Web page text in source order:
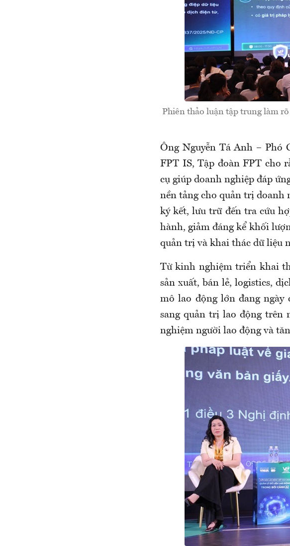
Phiên thảo luận tập trung làm
Ông Nguyễn Tá Anh – Phó
FPT IS, Tập đoàn FPT cho
cụ giúp doanh nghiệp đáp
nền tảng cho quản trị doanh
ký kết, lưu trữ đến tra cứu
hành, giảm đáng kể khối
quản trị và khai thác dữ liệu
Từ kinh nghiệm triển khai
sản xuất, bán lẻ, logistics,
mô lao động lớn đang ngày
sang quản trị lao động trên
nghiệm người lao động và